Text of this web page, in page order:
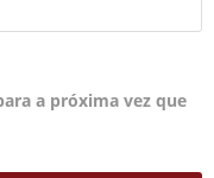
a próxima vez que